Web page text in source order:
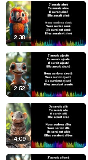
2:38
2:52
4:09